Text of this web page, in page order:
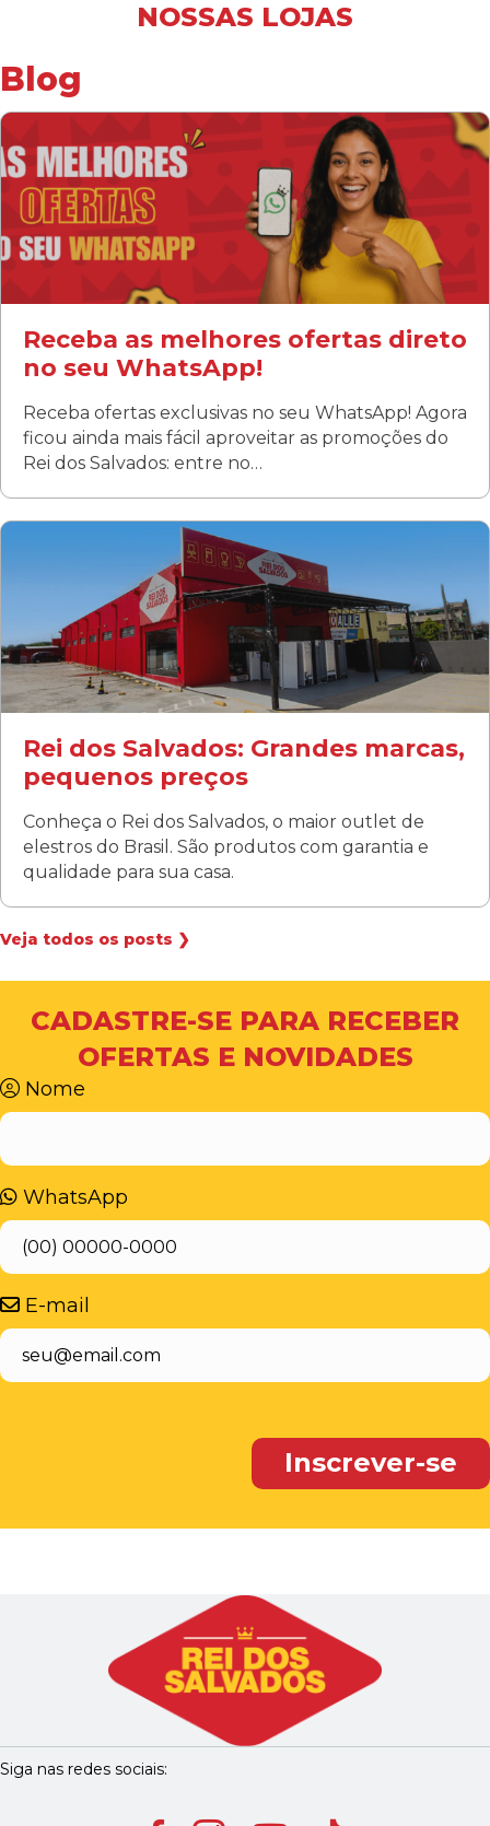
Fanny
Rua Albino Beatriz, 100 - Fanny, Curitiba –PR
Segunda a sábado: 09h00 às 19h00
Domingo: FECHADA
ÚLTIMOS DIAS DE LIQUIDAÇÃO!
(41) 3411-1754
(41) 99249-4620
NOSSAS LOJAS
Blog
Receba as melhores ofertas direto
no seu WhatsApp!
Receba ofertas exclusivas no seu WhatsApp! Agora
ficou ainda mais fácil aproveitar as promoções do
Rei dos Salvados: entre no…
Rei dos Salvados: Grandes marcas,
pequenos preços
Conheça o Rei dos Salvados, o maior outlet de
elestros do Brasil. São produtos com garantia e
qualidade para sua casa.
Veja todos os posts ❯
CADASTRE-SE PARA RECEBER
OFERTAS E NOVIDADES
Nome
WhatsApp
E-mail
Siga nas redes sociais: